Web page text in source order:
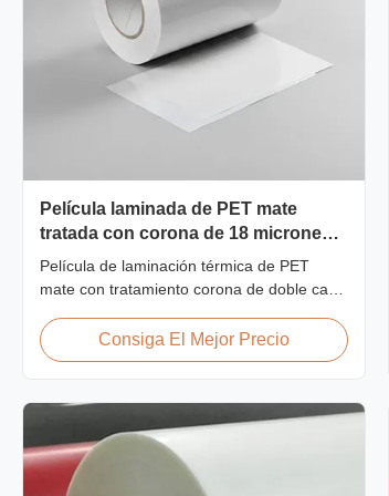
Película laminada de PET mate
tratada con corona de 18 micrones
para tarjetas de identificación
Película de laminación térmica de PET
mate con tratamiento corona de doble cara
tracción ≥150 MPa, diseñada
específicamente para la protección de
credenciales con una unión y durabilidad
Consiga El Mejor Precio